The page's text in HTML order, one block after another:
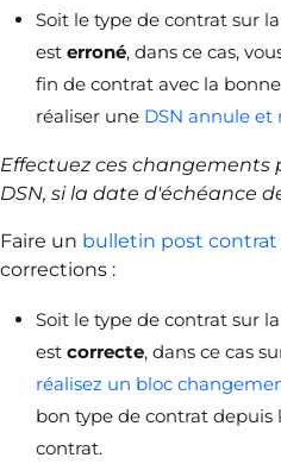
Soit le type de contrat sur
est erroné, dans ce cas,
fin de contrat avec la
réaliser une DSN annule et
Effectuez ces changements
DSN, si la date d'échéance
Faire un bulletin post contrat
corrections :
Soit le type de contrat sur
est correcte, dans ce cas
réalisez un bloc
bon type de contrat
contrat.